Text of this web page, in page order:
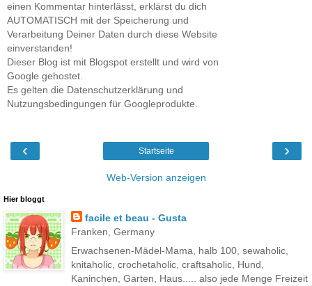
einen Kommentar hinterlässt, erklärst du dich
AUTOMATISCH mit der Speicherung und
Verarbeitung Deiner Daten durch diese Website
einverstanden!
Dieser Blog ist mit Blogspot erstellt und wird von
Google gehostet.
Es gelten die Datenschutzerklärung und
Nutzungsbedingungen für Googleprodukte.
‹ ›
Startseite
Web-Version anzeigen
Hier bloggt
facile et beau - Gusta
Franken, Germany
Erwachsenen-Mädel-Mama, halb 100, sewaholic,
knitaholic, crochetaholic, craftsaholic, Hund,
Kaninchen, Garten, Haus..... also jede Menge Freizeit